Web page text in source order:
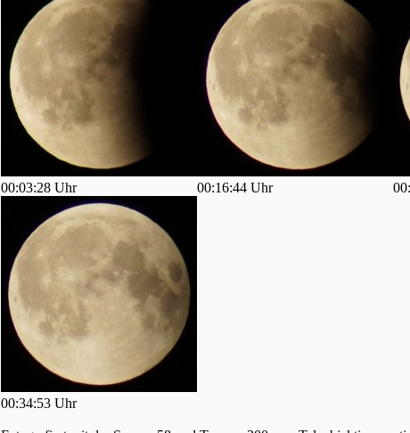
00:03:28 Uhr 00:16:44 Uhr
00:34:53 Uhr